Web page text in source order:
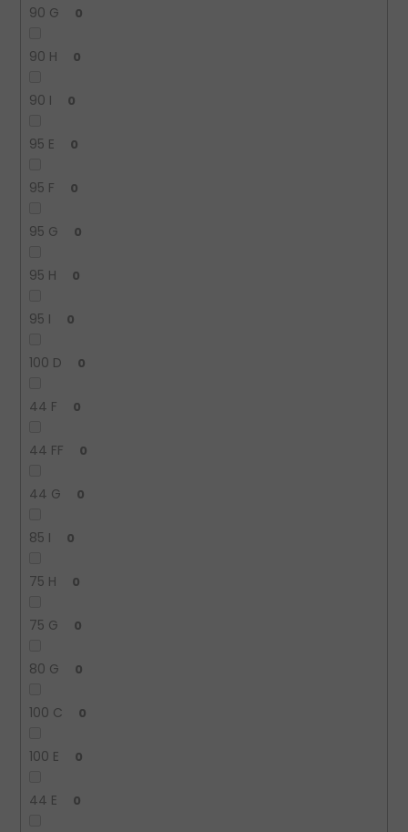
90 G 0
90 H 0
90 I 0
95 E 0
95 F 0
95 G 0
95 H 0
95 I 0
100 D 0
44 F 0
44 FF 0
44 G 0
85 I 0
75 H 0
75 G 0
80 G 0
100 C 0
100 E 0
44 E 0